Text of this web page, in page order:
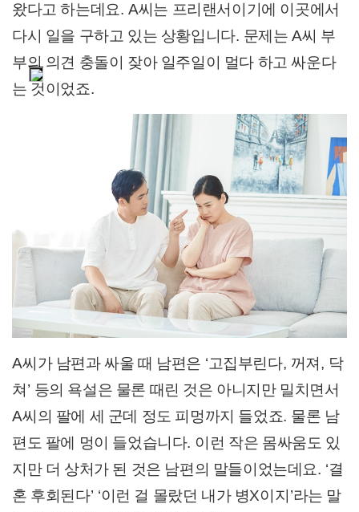
왔다고 하는데요. A씨는 프리랜서이기에 이곳에서
다시 일을 구하고 있는 상황입니다. 문제는A씨 부
부의 의견 충돌이 잦아 일주일이 멀다 하고 싸운다
는 것이었죠.
A씨가 남편과 싸울 때 남편은 ‘고집부린다, 꺼져, 닥
쳐’ 등의 욕설은 물론 때린 것은 아니지만 밀치면서
A씨의 팔에 세 군데 정도 피멍까지 들었죠. 물론 남
편도 팔에 멍이 들었습니다. 이런 작은 몸싸움도 있
지만 더 상처가 된 것은 남편의 말들이었는데요. ‘결
혼 후회된다’ ‘이런 걸 몰랐던 내가 병X이지’라는 말